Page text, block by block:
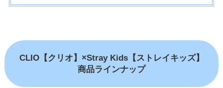
CLIO【クリオ】×Stray Kids【ストレイキッズ】
商品ラインナップ